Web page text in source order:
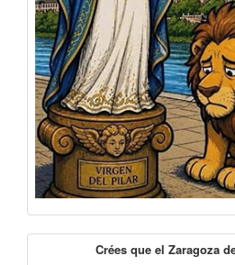
Crées que el Zaragoza